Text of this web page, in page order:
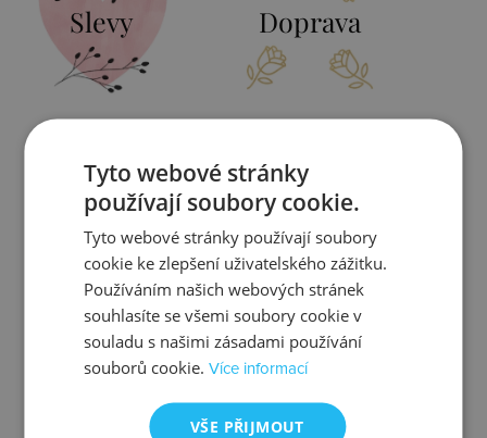
Slevy Doprava
Kontrola Výměna
Tyto webové stránky
používají soubory cookie.
Tyto webové stránky používají soubory
cookie ke zlepšení uživatelského zážitku.
Používáním našich webových stránek
souhlasíte se všemi soubory cookie v
souladu s našimi zásadami používání
souborů cookie.Více informací
VŠE PŘIJMOUT